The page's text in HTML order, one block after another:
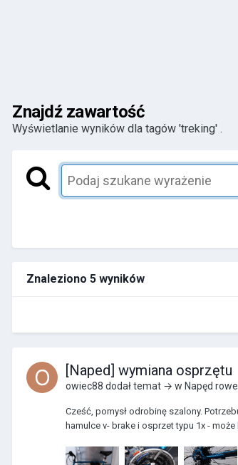
Znajdź zawartość
Wyświetlanie wyników dla tagów 'treking' .
Znaleziono 5 wyników
[Naped] wymiana osprzętu
owiec88 dodał temat → w Napęd
Cześć, pomysł odrobinę szalony.
hamulce v- brake i osprzet typu 1x -